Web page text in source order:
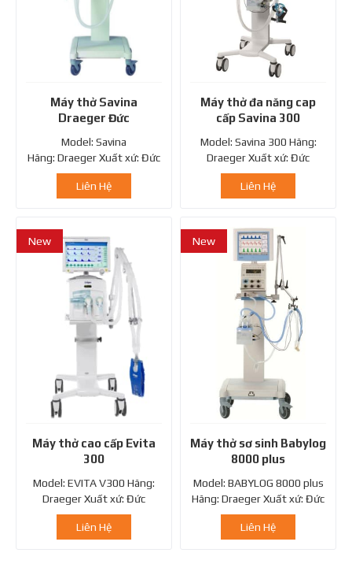
Máy thở Savina
Draeger Đức
Model: Savina
Hãng: Draeger Xuất xứ: Đức
Liên Hệ
Máy thở đa năng cap
cấp Savina 300
Model: Savina 300 Hãng:
Draeger Xuất xứ: Đức
Liên Hệ
New
Máy thở cao cấp Evita
300
Model: EVITA V300 Hãng:
Draeger Xuất xứ: Đức
Liên Hệ
New
Máy thở sơ sinh Babylog
8000 plus
Model: BABYLOG 8000 plus
Hãng: Draeger Xuất xứ: Đức
Liên Hệ